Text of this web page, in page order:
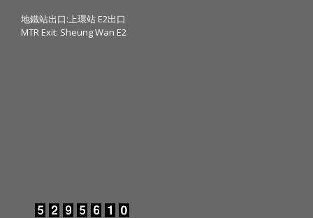
地鐵站出口:上環站 E2出口
MTR Exit: Sheung Wan E2